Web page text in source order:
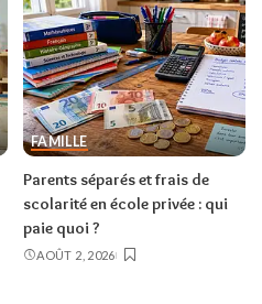
FAMILLE
Parents séparés et frais de
scolarité en école privée : qui
paie quoi ?
AOÛT 2, 2026